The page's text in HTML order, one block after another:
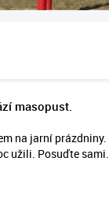
masopust.
na jarní prázdniny.
užili. Posuďte sami.